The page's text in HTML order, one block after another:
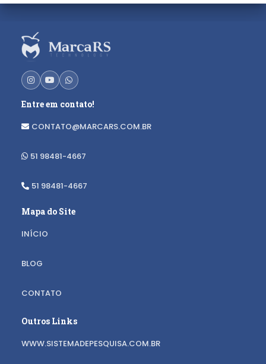
Entre em contato!
CONTATO@MARCARS.COM.BR
51 98481-4667
51 98481-4667
Mapa do Site
INÍCIO
BLOG
CONTATO
Outros Links
WWW.SISTEMADEPESQUISA.COM.BR